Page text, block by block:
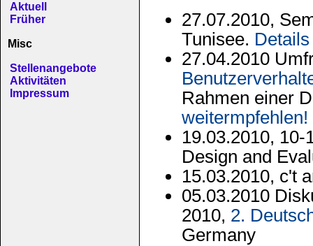
Aktuell
Früher
Misc
Stellenangebote
Aktivitäten
Impressum
27.07.2010,
Tunisee. Details
27.04.2010
Rahmen einer
weitermpfehlen!
19.03.2010,
Design and
15.03.2010, c't
05.03.2010
2010, 2.
Germany